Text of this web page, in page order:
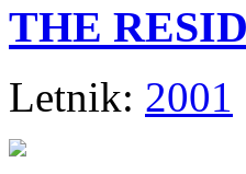
THE
Letnik: 2001